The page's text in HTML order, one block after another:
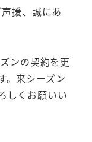
援、誠にあ
ンの契約を更
。来シーズン
しくお願いい